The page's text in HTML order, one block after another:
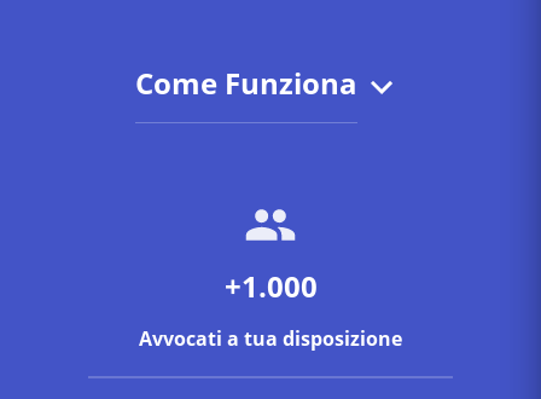
Come Funziona
+1.000
Avvocati a tua disposizione